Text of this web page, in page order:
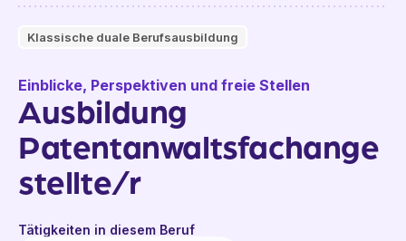
Klassische duale Berufsausbildung
Einblicke, Perspektiven und freie Stellen
Ausbildung
Patentanwaltsfachange
stellte/r
Tätigkeiten in diesem Beruf